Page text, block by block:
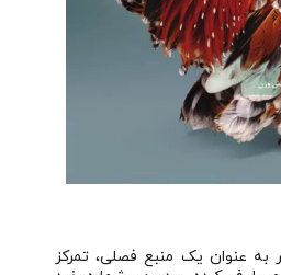
عنوان یک منبع فصلی، تمرکز